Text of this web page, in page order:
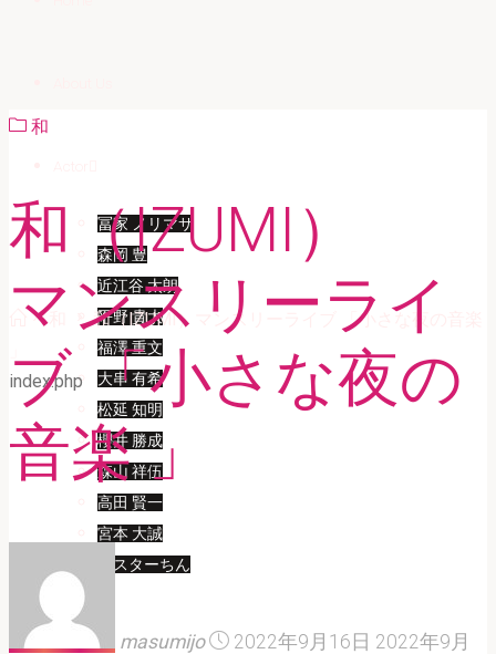
冨家 ノリマサ
森岡 豊
近江谷 太朗
平野 貴大
福澤 重文
大串 有希
松延 知明
櫻井 勝成
森山 祥伍
高田 賢一
宮本 大誠
ミスターちん
Artist
Home
和（IZUMI）マンスリーライブ 「小さな夜の音楽
index.php
和
和（IZUMI）
マンスリーライ
ブ 「小さな夜の
音楽 」
masumijo 2022年9月16日 2022年9月